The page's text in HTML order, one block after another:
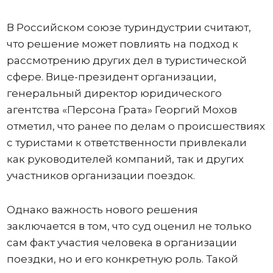
В Российском союзе туриндустрии считают,
что решение может повлиять на подход к
рассмотрению других дел в туристической
сфере. Вице-президент организации,
генеральный директор юридического
агентства «Персона Грата» Георгий Мохов
отметил, что ранее по делам о происшествиях
с туристами к ответственности привлекали
как руководителей компаний, так и других
участников организации поездок.
Однако важность нового решения
заключается в том, что суд оценил не только
сам факт участия человека в организации
поездки, но и его конкретную роль. Такой